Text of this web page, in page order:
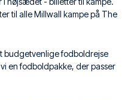
til alle Millwall kampe på The
budgetvenlige fodboldrejse
en fodboldpakke, der passer